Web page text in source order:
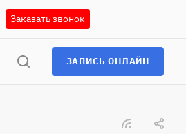
Заказать звонок
ЗАПИСЬ ОНЛАЙН